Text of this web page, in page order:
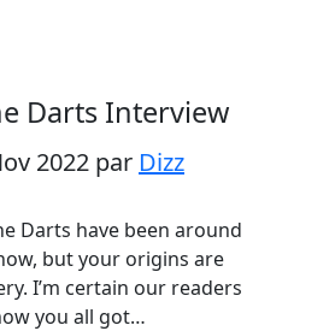
Darts Interview
2022 par Dizz
Darts have been around
but your origins are
I’m certain our readers
you all got…